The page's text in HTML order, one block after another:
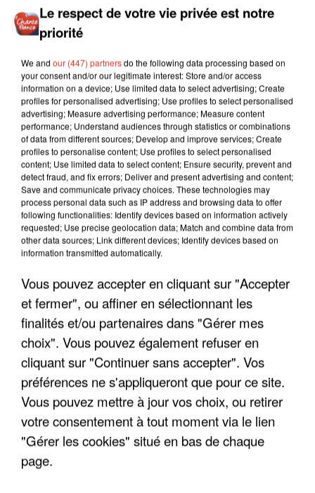
Le respect de votre vie privée est notre
priorité
We and our (447) partnersdo the following data processing based on
your consent and/or our legitimate interest: Store and/or access
information on a device; Use limited data to select advertising; Create
profiles for personalised advertising; Use profiles to select personalised
advertising; Measure advertising performance; Measure content
performance; Understand audiences through statistics or combinations
of data from different sources; Develop and improve services; Create
profiles to personalise content; Use profiles to select personalised
content; Use limited data to select content; Ensure security, prevent and
detect fraud, and fix errors; Deliver and present advertising and content;
Save and communicate privacy choices. These technologies may
process personal data such as IP address and browsing data to offer
following functionalities: Identify devices based on information actively
requested; Use precise geolocation data; Match and combine data from
other data sources; Link different devices; Identify devices based on
information transmitted automatically.
Vous pouvez accepter en cliquant sur "Accepter
et fermer", ou affiner en sélectionnant les
finalités et/ou partenaires dans "Gérer mes
choix". Vous pouvez également refuser en
cliquant sur "Continuer sans accepter". Vos
préférences ne s'appliqueront que pour ce site.
Vous pouvez mettre à jour vos choix, ou retirer
votre consentement à tout moment via le lien
"Gérer les cookies" situé en bas de chaque
page.